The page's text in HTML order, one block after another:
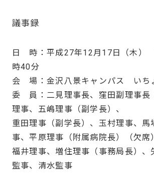
議事録
日 時：平成27年12月17日（木）
時40分
会 場：金沢八景キャンパス いち
委 員：二見理事長、窪田副理事長
理事、五嶋理事（副学長）、
重田理事（副学長）、玉村理事、馬
事、平原理事（附属病院長）（欠席
福井理事、増住理事（事務局長）、
監事、清水監事